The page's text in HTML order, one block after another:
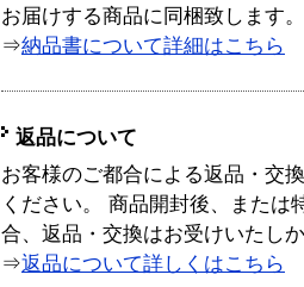
お届けする商品に同梱致します。
⇒納品書について詳細はこちら
返品について
お客様のご都合による返品・交
ください。 商品開封後、または
合、返品・交換はお受けいたし
⇒返品について詳しくはこちら